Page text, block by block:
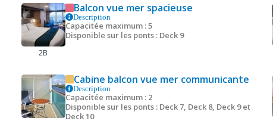
2B
Balcon vue mer spacieuse
Description
Capacitée maximum : 5
Disponible sur les ponts : Deck 9
Cabine balcon vue mer communicante
Description
Capacitée maximum : 2
Disponible sur les ponts : Deck 7, Deck 8, Deck 9 et
Deck 10